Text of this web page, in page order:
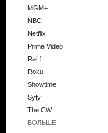
MGM+
NBC
Netflix
Prime Video
Rai 1
Roku
Showtime
Syfy
The CW
БОЛЬШЕ